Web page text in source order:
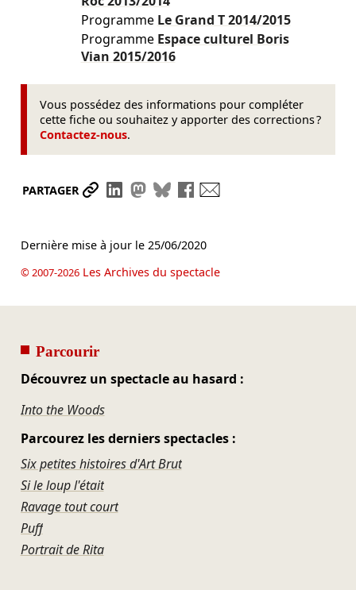
Programme Le Grand T2014/2015
Programme Espace culturel Boris
Vian 2015/2016
Vous possédez des informations pour compléter
cette fiche ou souhaitez y apporter des corrections ?
Contactez-nous.
PARTAGER Partager le lien
Partager sur LinkedIn
Partager sur Mastodon
Partager sur Bluesky
Partager sur Facebook
Dernière mise à jour le 25/06/2020
© 2007-2026Les Archives du spectacle
Parcourir
Découvrez un spectacle au hasard :
Into the Woods
Parcourez les derniers spectacles :
Six petites histoires d'Art Brut
Si le loup l'était
Ravage tout court
Puff
Portrait de Rita